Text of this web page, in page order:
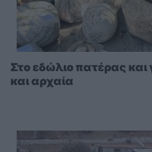
Στο εδώλιο πατέρας
και αρχαία